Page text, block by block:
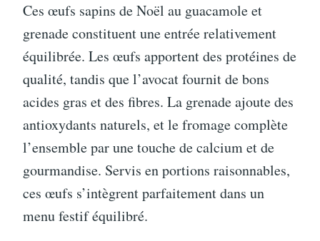
Ces œufs sapins de Noël au guacamole et
grenade constituent une entrée relativement
équilibrée. Les œufs apportent des protéines de
qualité, tandis que l’avocat fournit de bons
acides gras et des fibres. La grenade ajoute des
antioxydants naturels, et le fromage complète
l’ensemble par une touche de calcium et de
gourmandise. Servis en portions raisonnables,
ces œufs s’intègrent parfaitement dans un
menu festif équilibré.